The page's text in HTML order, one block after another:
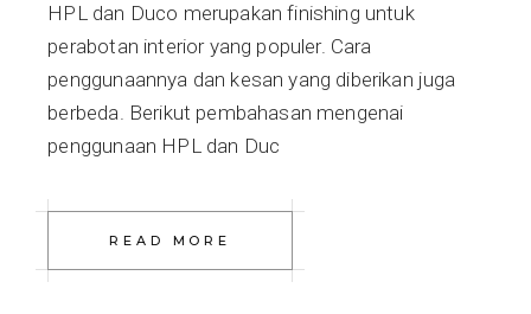
HPL dan Duco merupakan finishing untuk
perabotan interior yang populer. Cara
penggunaannya dan kesan yang diberikan juga
berbeda. Berikut pembahasan mengenai
penggunaan HPL dan Duc
READ MORE